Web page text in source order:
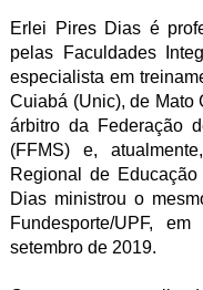
Erlei Pires Dias é
pelas Faculdades
especialista em
Cuiabá (Unic), de Mato
árbitro da Federação
(FFMS) e,
Regional de
Dias ministrou o
Fundesporte/UPF,
setembro de 2019.